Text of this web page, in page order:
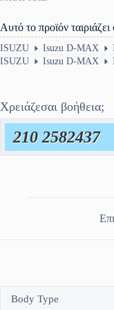
Αυτό το προϊόν ταιριάζει
ISUZU Isuzu D-MAX
ISUZU
Isuzu D-MAX
Χρειάζεσαι βοήθεια;
210 2582437
Body Type